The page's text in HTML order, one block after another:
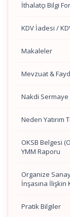
İthalatçı Bilgi
KDV İadesi /
Makaleler
Mevzuat &
Nakdi Sermaye
Neden Yatırım
OKSB Belgesi
YMM Raporu
Organize
İnşasına İlişkin
Pratik Bilgiler